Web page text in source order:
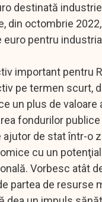
destinată
din octombrie
euro pentru
important pentru
pe termen scurt,
un plus de valoare
fondurilor
ajutor de stat într-o
cu un potenţial
Vorbesc atât
partea de resurse